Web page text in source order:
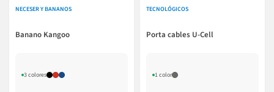
NECESER Y BANANOS
Banano Kangoo
3 colores
TECNOLÓGICOS
Porta cables U-Cell
1 color